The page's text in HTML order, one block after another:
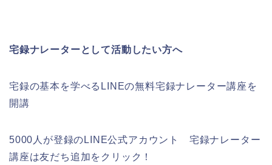
宅録ナレーターとして活動したい方へ
宅録の基本を学べるLINEの無料宅録ナレーター講座を
開講
5000人が登録のLINE公式アカウント 宅録ナレーター
講座は友だち追加をクリック！